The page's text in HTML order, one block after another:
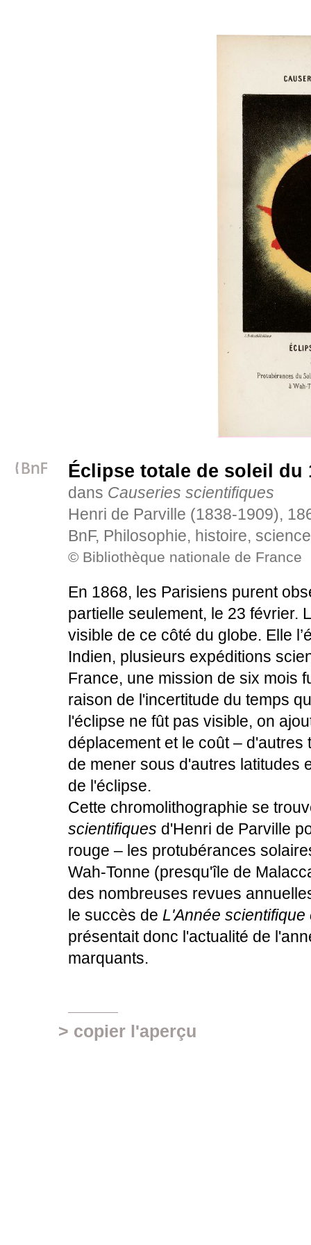
Éclipse totale de soleil du
dans Causeries scientifiques
Henri de Parville (1838-1909),
BnF, Philosophie, histoire,
© Bibliothèque nationale de France
En 1868, les Parisiens purent
partielle seulement, le 23 février.
visible de ce côté du globe. Elle
Indien, plusieurs expéditions
France, une mission de six mois
raison de l'incertitude du temps
l'éclipse ne fût pas visible, on
déplacement et le coût –
de mener sous d'autres latitudes
de l'éclipse.
Cette chromolithographie se
scientifiques d'Henri de Parville
rouge – les protubérances
Wah-Tonne (presqu'île de
des nombreuses revues
le succès de L'Année scientifique
présentait donc l'actualité de
marquants.
> copier l'aperçu